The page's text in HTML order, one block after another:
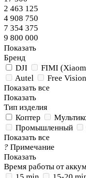
2 463 125
4 908 750
7 354 375
9 800 000
Показать
Бренд
DJI
FIMI
Autel
Free Vision
Показать все
Показать
Тип изделия
Коптер
Промышленный
Показать все
? Примечание
Показать
Время работы от